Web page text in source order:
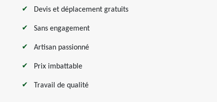
Devis et déplacement gratuits
Sans engagement
Artisan passionné
Prix imbattable
Travail de qualité